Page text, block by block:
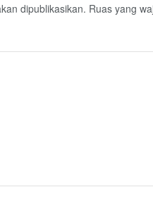
dipublikasikan. Ruas yang